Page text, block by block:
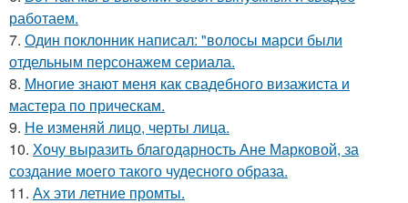
работаем.
7. Один поклонник написал: "волосы марси были
отдельным персонажем сериала.
8. Многие знают меня как свадебного визажиста и
мастера по прическам.
9. Не изменяй лицо, черты лица.
10. Хочу выразить благодарность Ане Марковой, за
создание моего такого чудесного образа.
11. Ах эти летние промты.